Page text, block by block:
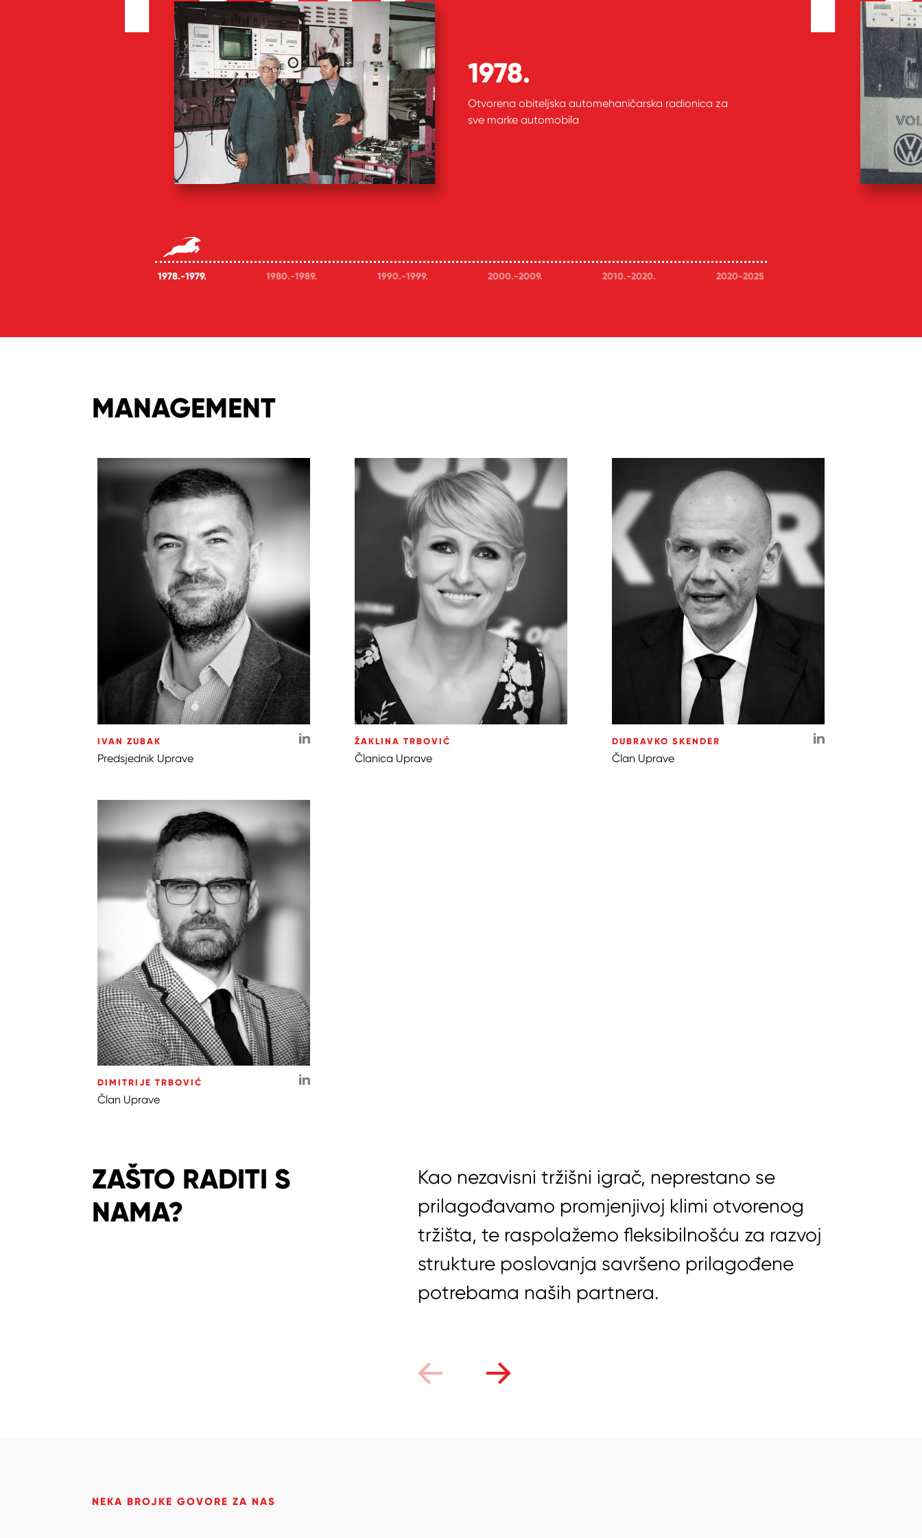
1978.
Otvorena obiteljska automehaničarska radionica za
sve marke automobila
1978.-1979. 1980.-1989. 1990.-1999. 2000.-2009. 2010.-2020. 2020-2025
MANAGEMENT
IVAN ZUBAK
Predsjednik Uprave
ŽAKLINA TRBOVIĆ
Članica Uprave
DUBRAVKO SKENDER
Član Uprave
DIMITRIJE TRBOVIĆ
Član Uprave
ZAŠTO RADITI S
NAMA?
Kao nezavisni tržišni igrač, neprestano se
prilagođavamo promjenjivoj klimi otvorenog
tržišta, te raspolažemo fleksibilnošću za razvoj
strukture poslovanja savršeno prilagođene
potrebama naših partnera.
NEKA BROJKE GOVORE ZA NAS